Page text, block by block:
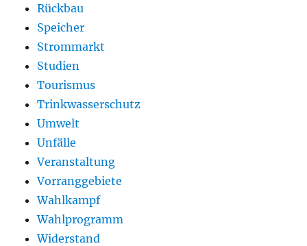
Rückbau
Speicher
Strommarkt
Studien
Tourismus
Trinkwasserschutz
Umwelt
Unfälle
Veranstaltung
Vorranggebiete
Wahlkampf
Wahlprogramm
Widerstand